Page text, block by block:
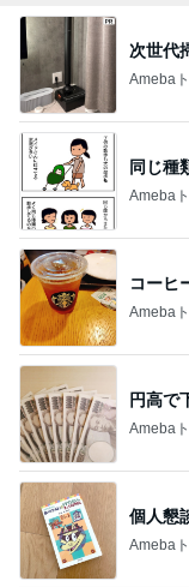
次世代
Ameba
同じ種
Ameba
コーヒ
Ameba
円高で
Ameba
個人懇
Ameba